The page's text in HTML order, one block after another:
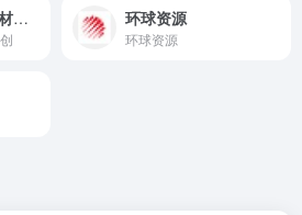
nmstart.com 新材云创 环球资源
环球资源